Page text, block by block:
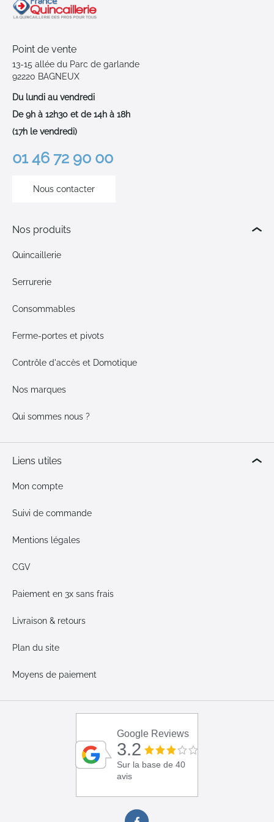
Point de vente
13-15 allée du Parc de garlande
92220 BAGNEUX
Du lundi au vendredi
De 9h à 12h30 et de 14h à 18h
(17h le vendredi)
01 46 72 90 00
Nous contacter
Nos produits
Quincaillerie
Serrurerie
Consommables
Ferme-portes et pivots
Contrôle d'accès et Domotique
Nos marques
Qui sommes nous ?
Liens utiles
Mon compte
Suivi de commande
Mentions légales
CGV
Paiement en 3x sans frais
Livraison & retours
Plan du site
Moyens de paiement
Google Reviews
3.2
Sur la base de 40
avis